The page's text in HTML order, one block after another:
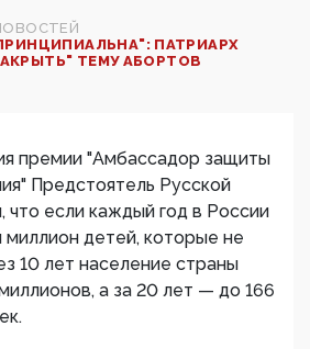
ПАТРИАРХ
ТЕМУ АБОРТОВ
премии "Амбассадор защиты
Предстоятель Русской
что если каждый год в России
детей, которые не
10 лет население страны
а за 20 лет — до 166